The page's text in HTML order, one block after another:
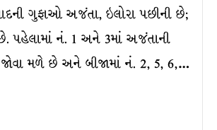
ગુફાઓ અજંતા, ઇલોરા પછીની છે;
પહેલામાં નં. 1 અને 3માં અજંતાની
જોવા મળે છે અને બીજામાં નં. 2, 5, 6,…